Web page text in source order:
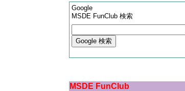
Google
MSDE FunClub 検索
MSDE FunClub